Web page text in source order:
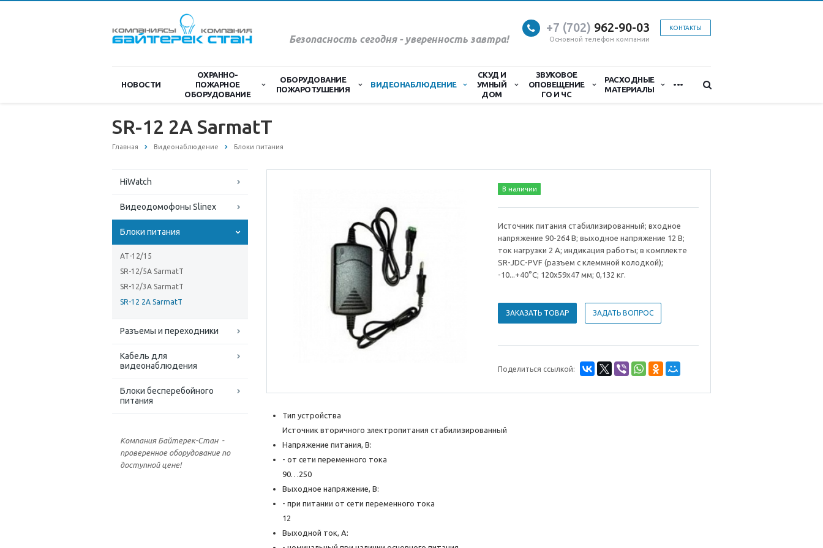
Безопасность сегодня - уверенность завтра!
КОНТАКТЫ
+7 (702) 962-90-03
Основной телефон компании
НОВОСТИ
ОХРАННО-
ПОЖАРНОЕ
ОБОРУДОВАНИЕ
ОБОРУДОВАНИЕ
ПОЖАРОТУШЕНИЯ
ВИДЕОНАБЛЮДЕНИЕ
СКУД И
УМНЫЙ
ДОМ
ЗВУКОВОЕ
ОПОВЕЩЕНИЕ
ГО И ЧС
РАСХОДНЫЕ
МАТЕРИАЛЫ
...
SR-12 2A SarmatT
Главная Видеонаблюдение Блоки питания
HiWatch
Видеодомофоны Slinex
Блоки питания
АТ-12/15
SR-12/5A SarmatT
SR-12/3A SarmatT
SR-12 2A SarmatT
Разъемы и переходники
Кабель для
видеонаблюдения
Блоки бесперебойного
питания
Компания Байтерек-Стан -
проверенное оборудование по
доступной цене!
В наличии
Источник питания стабилизированный; входное
напряжение 90-264 В; выходное напряжение 12 В;
ток нагрузки 2 А; индикация работы; в комплекте
SR-JDC-PVF (разъем с клеммной колодкой);
-10...+40°С; 120х59х47 мм; 0,132 кг.
ЗАКАЗАТЬ ТОВАР ЗАДАТЬ ВОПРОС
Поделиться ссылкой:
Тип устройства
Источник вторичного электропитания стабилизированный
Напряжение питания, B:
- от сети переменного тока
90…250
Выходное напряжение, В:
- при питании от сети переменного тока
12
Выходной ток, А: